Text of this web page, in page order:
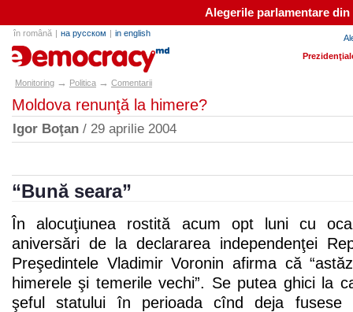
Alegerile parlamentare
în română | на русском | in english
e-democracy.md
Monitoring → Politica → Comentarii
Moldova renunţă la himere?
Igor Boţan / 29 aprilie 2004
“Bună seara”
În alocuţiunea rostită acum opt luni cu
aniversări de la declararea independenţei
Preşedintele Vladimir Voronin afirma că
himerele şi temerile vechi”. Se putea ghici la
şeful statului în perioada cînd deja fusese